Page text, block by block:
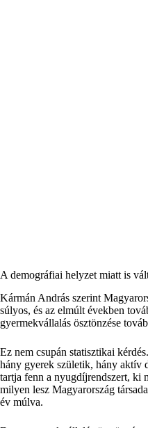
A demográfiai helyzet miatt is
Kármán András szerint
súlyos, és az elmúlt években
gyermekvállalás ösztönzése
Ez nem csupán statisztikai
hány gyerek születik, hány aktív
tartja fenn a nyugdíjrendszert, ki
milyen lesz Magyarország
év múlva.